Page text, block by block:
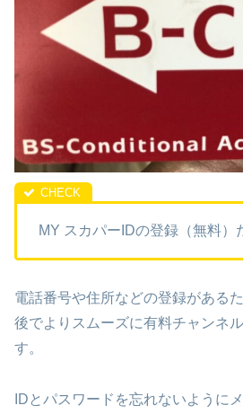
MY スカパーIDの登録（無料）
電話番号や住所などの登録がある
後でよりスムーズに有料チャンネ
す。
IDとパスワードを忘れないように